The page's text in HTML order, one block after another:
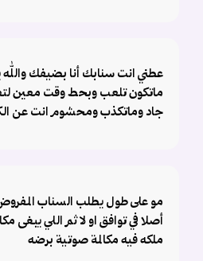
عطني انت سنابك أنا بضيفك
ماتكون تلعب وبحط وقت معين
جاد وماتكذب ومحشوم انت عن
مو على طول يطلب السناب
أصلا في توافق او لا ثم اللي يبغى
ملكه فيه مكالمة صوتية برضه